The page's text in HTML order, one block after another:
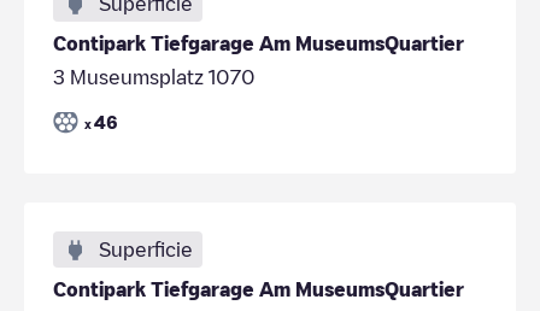
Contipark Tiefgarage Am MuseumsQuartier
3 Museumsplatz 1070
x 46
Superficie
Contipark Tiefgarage Am MuseumsQuartier